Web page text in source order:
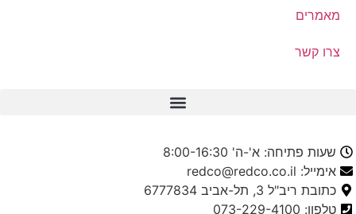
מאמרים
צרו קשר
שעות פתיחה: א'-ה' 8:00-16:30
אימייל: redco@redco.co.il
כתובת ריב"ל 3, תל-אביב 6777834
טלפון: 073-229-4100